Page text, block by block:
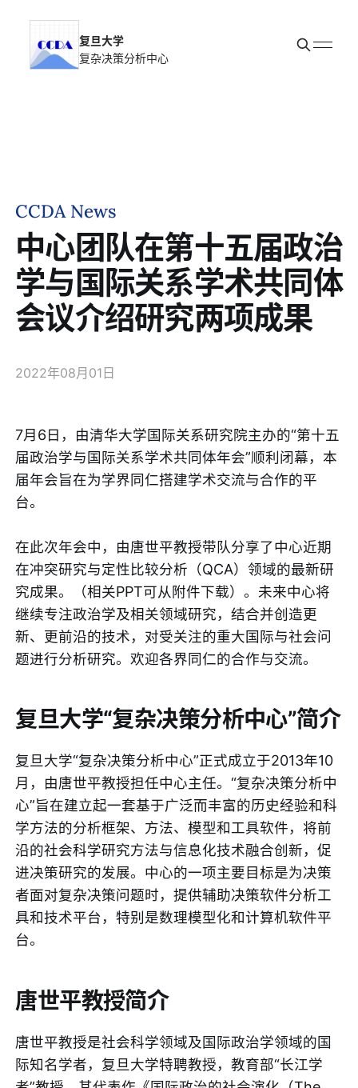
复旦大学
复杂决策分析中心
CCDA News
中心团队在第十五届政治
学与国际关系学术共同体
会议介绍研究两项成果
2022年08月01日
7月6日，由清华大学国际关系研究院主办的“第十五
届政治学与国际关系学术共同体年会”顺利闭幕，本
届年会旨在为学界同仁搭建学术交流与合作的平
台。
在此次年会中，由唐世平教授带队分享了中心近期
在冲突研究与定性比较分析（QCA）领域的最新研
究成果。（相关PPT可从附件下载）。未来中心将
继续专注政治学及相关领域研究，结合并创造更
新、更前沿的技术，对受关注的重大国际与社会问
题进行分析研究。欢迎各界同仁的合作与交流。
复旦大学“复杂决策分析中心”简介
复旦大学“复杂决策分析中心”正式成立于2013年10
月，由唐世平教授担任中心主任。“复杂决策分析中
心”旨在建立起一套基于广泛而丰富的历史经验和科
学方法的分析框架、方法、模型和工具软件，将前
沿的社会科学研究方法与信息化技术融合创新，促
进决策研究的发展。中心的一项主要目标是为决策
者面对复杂决策问题时，提供辅助决策软件分析工
具和技术平台，特别是数理模型化和计算机软件平
台。
唐世平教授简介
唐世平教授是社会科学领域及国际政治学领域的国
际知名学者，复旦大学特聘教授，教育部“长江学